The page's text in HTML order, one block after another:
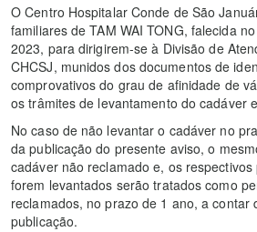
O Centro Hospitalar Conde de São
familiares de TAM WAI TONG, falecida
2023, para dirigirem-se à Divisão de
CHCSJ, munidos dos documentos de
comprovativos do grau de afinidade de
os trâmites de levantamento do cadáver
No caso de não levantar o cadáver no
da publicação do presente aviso, o
cadáver não reclamado e, os
forem levantados serão tratados como
reclamados, no prazo de 1 ano, a contar
publicação.